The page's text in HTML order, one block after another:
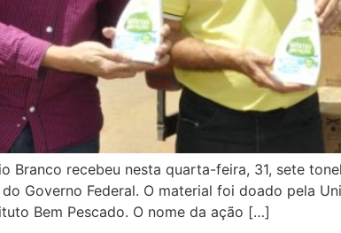
Branco recebeu nesta quarta-feira, 31, sete
Governo Federal. O material foi doado pela
Bem Pescado. O nome da ação […]